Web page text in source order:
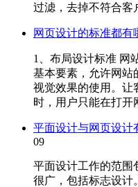
过滤，去掉不符合客
网页设计的标准都有
1、布局设计标准 网
基本要素，允许网站
视觉效果的使用。让
时，用户只能在打开
平面设计与网页设计
09
平面设计工作的范围
很广，包括标志设计